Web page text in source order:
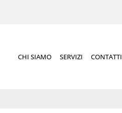
CHI SIAMO SERVIZI CONTATTI